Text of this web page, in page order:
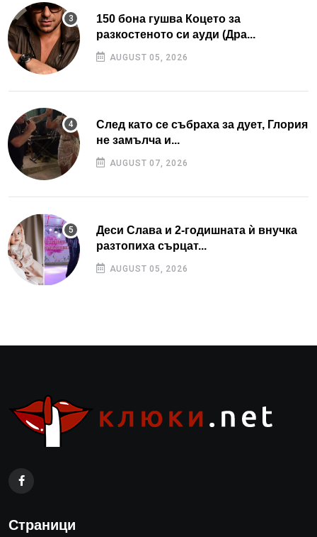
150 бона гушва Коцето за
разкостеното си ауди (Дра...
AUGUST 05, 2026
След като се събраха за дует, Глория
не замълча и...
AUGUST 07, 2026
Деси Слава и 2-годишната ѝ внучка
разтопиха сърцат...
AUGUST 05, 2026
Страници